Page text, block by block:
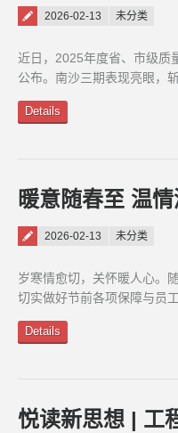
Posted on
2026-02-13 未分类
近日，2025年度省、市级质
公布。南沙三期表现亮眼，
Details
暖意随春至 温
Posted on
2026-02-13 未分类
岁寒情愈切，关怀暖人心。
切实做好节前各项保障与员
Details
悦读新思想 | 工